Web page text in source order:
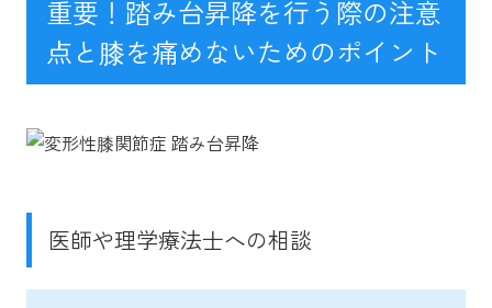
重要！踏み台昇降を行う際の注意
点と膝を痛めないためのポイント
医師や理学療法士への相談